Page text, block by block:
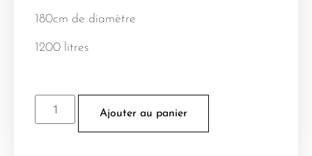
180cm de diamètre
1200 litres
Ajouter au panier